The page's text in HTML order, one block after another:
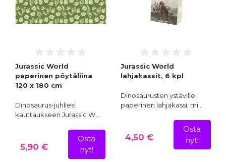
Jurassic World
paperinen pöytäliina
120 x 180 cm
Dinosaurus-juhliesi
kauttaukseen Jurassic W…
5,90 €
Osta
nyt!
Jurassic World
lahjakassit, 6 kpl
Dinosaurusten ystäville
paperinen lahjakassi, mi…
4,50 €
Osta
nyt!